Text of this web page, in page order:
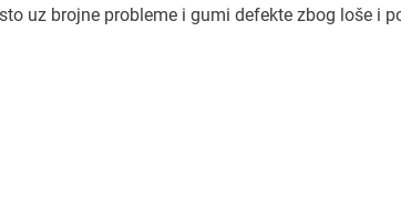
uz brojne probleme i gumi defekte zbog loše i